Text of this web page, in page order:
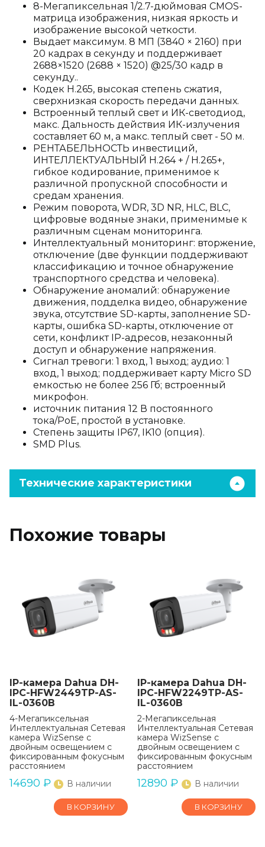
8-Мегапиксельная 1/2.7-дюймовая CMOS-
матрица изображения, низкая яркость и
изображение высокой четкости.
Выдает максимум. 8 МП (3840 × 2160) при
20 кадрах в секунду и поддерживает
2688×1520 (2688 × 1520) @25/30 кадр в
секунду..
Кодек H.265, высокая степень сжатия,
сверхнизкая скорость передачи данных.
Встроенный теплый свет и ИК-светодиод,
макс. Дальность действия ИК-излучения
составляет 60 м, а макс. теплый свет - 50 м.
РЕНТАБЕЛЬНОСТЬ инвестиций,
ИНТЕЛЛЕКТУАЛЬНЫЙ H.264 + / H.265+,
гибкое кодирование, применимое к
различной пропускной способности и
средам хранения.
Режим поворота, WDR, 3D NR, HLC, BLC,
цифровые водяные знаки, применимые к
различным сценам мониторинга.
Интеллектуальный мониторинг: вторжение,
отключение (две функции поддерживают
классификацию и точное обнаружение
транспортного средства и человека).
Обнаружение аномалий: обнаружение
движения, подделка видео, обнаружение
звука, отсутствие SD-карты, заполнение SD-
карты, ошибка SD-карты, отключение от
сети, конфликт IP-адресов, незаконный
доступ и обнаружение напряжения.
Сигнал тревоги: 1 вход, 1 выход; аудио: 1
вход, 1 выход; поддерживает карту Micro SD
емкостью не более 256 Гб; встроенный
микрофон.
источник питания 12 В постоянного
тока/PoE, простой в установке.
Степень защиты IP67, IK10 (опция).
SMD Plus.
Технические характеристики
Похожие товары
IP-камера Dahua DH-
IPC-HFW2449TP-AS-
IL-0360B
4-Мегапиксельная
Интеллектуальная Сетевая
камера WizSense с
двойным освещением с
фиксированным фокусным
расстоянием
14690 ₽ В наличии
В КОРЗИНУ
IP-камера Dahua DH-
IPC-HFW2249TP-AS-
IL-0360B
2-Мегапиксельная
Интеллектуальная Сетевая
камера WizSense с
двойным освещением с
фиксированным фокусным
расстоянием
12890 ₽ В наличии
В КОРЗИНУ